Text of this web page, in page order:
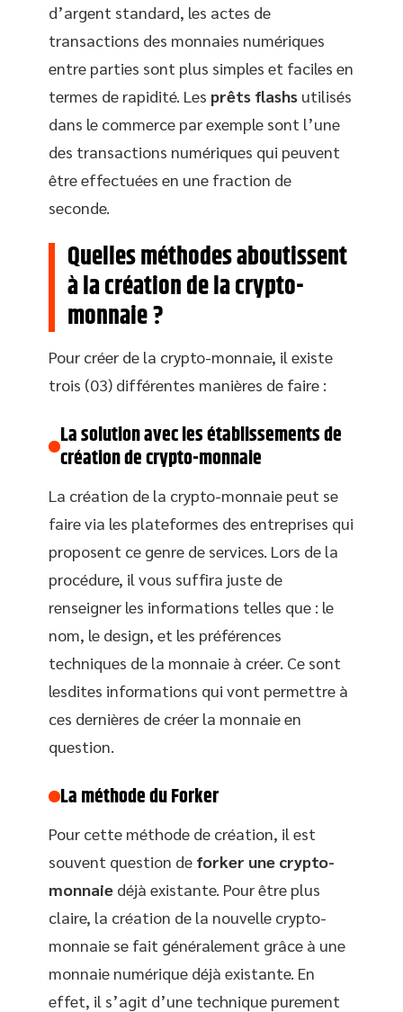
d’argent standard, les actes de
transactions des monnaies numériques
entre parties sont plus simples et faciles en
termes de rapidité. Les prêts flashs utilisés
dans le commerce par exemple sont l’une
des transactions numériques qui peuvent
être effectuées en une fraction de
seconde.
Quelles méthodes aboutissent
à la création de la crypto-
monnaie ?
Pour créer de la crypto-monnaie, il existe
trois (03) différentes manières de faire :
La solution avec les établissements de
création de crypto-monnaie
La création de la crypto-monnaie peut se
faire via les plateformes des entreprises qui
proposent ce genre de services. Lors de la
procédure, il vous suffira juste de
renseigner les informations telles que : le
nom, le design, et les préférences
techniques de la monnaie à créer. Ce sont
lesdites informations qui vont permettre à
ces dernières de créer la monnaie en
question.
La méthode du Forker
Pour cette méthode de création, il est
souvent question de forker une crypto-
monnaie déjà existante. Pour être plus
claire, la création de la nouvelle crypto-
monnaie se fait généralement grâce à une
monnaie numérique déjà existante. En
effet, il s’agit d’une technique purement